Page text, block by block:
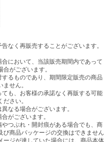
なく再販売することがございます。
において、当該販売期間内であって
がございます。
るものであり、期間限定販売の商品
せん。
も、お客様の承諾なく再販する可能
さい。
なる場合がございます。
がございます。
つぶれ・開封痕がある場合でも、商
商品パッケージの交換はできません
ジが達していた場合には、商品本体